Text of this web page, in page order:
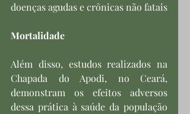
doenças agudas e crônicas não fatais
Mortalidade
Além disso, estudos realizados na
Chapada do Apodi, no Ceará,
demonstram os efeitos adversos
dessa prática à saúde da população